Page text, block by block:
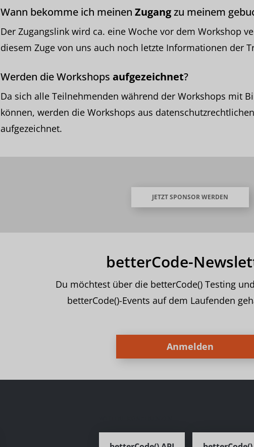
Wann bekomme ich meinen Zugangzu meinem
Der Zugangslink wird ca. eine Woche vor dem Workshop
diesem Zuge von uns auch noch letzte Informationen der
Werden die Workshops aufgezeichnet?
Da sich alle Teilnehmenden während der Workshops mit
können, werden die Workshops aus
aufgezeichnet.
JETZT SPONSOR WERDEN
betterCode-
Du möchtest über die betterCode() Testing
betterCode()-Events auf dem Laufenden
Anmelden